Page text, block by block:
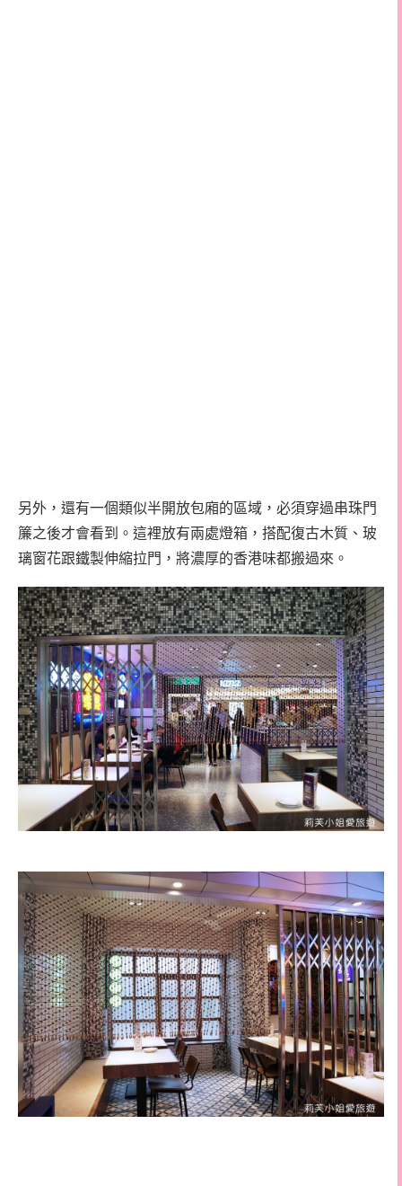
另外，還有一個類似半開放包廂的區域，必須穿過串珠門
簾之後才會看到。這裡放有兩處燈箱，搭配復古木質、玻
璃窗花跟鐵製伸縮拉門，將濃厚的香港味都搬過來。